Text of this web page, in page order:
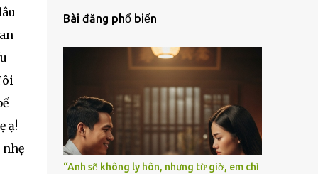
ạ!
nhẹ
Bài đăng phổ biến
“Anh sẽ không ly hôn, nhưng từ giờ, em chỉ